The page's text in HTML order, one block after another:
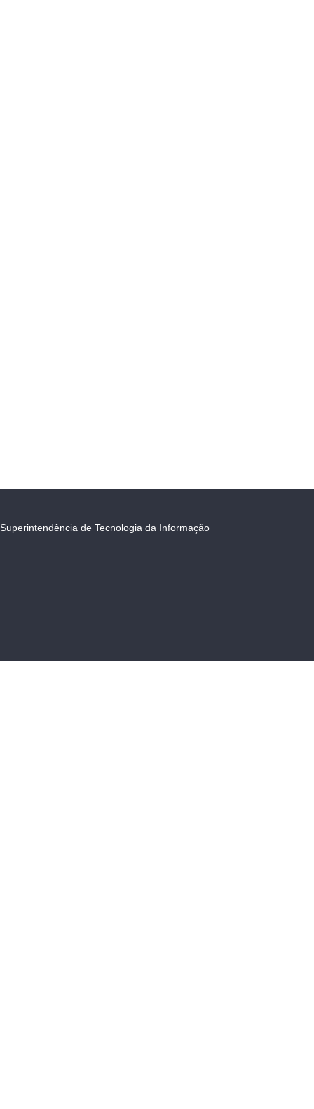
Superintendência de Tecnologia da Informação